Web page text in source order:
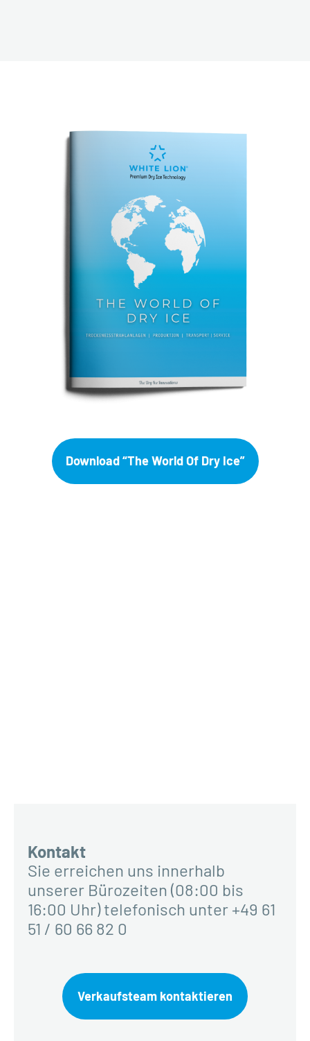
Download “The World Of Dry Ice”
Kontakt
Sie erreichen uns innerhalb
unserer Bürozeiten (08:00 bis
16:00 Uhr) telefonisch unter +49 61
51 / 60 66 82 0
Verkaufsteam kontaktieren